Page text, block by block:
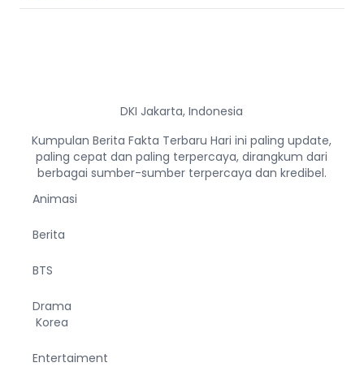
DKI Jakarta, Indonesia
Kumpulan Berita Fakta Terbaru Hari ini paling update,
paling cepat dan paling terpercaya, dirangkum dari
berbagai sumber-sumber terpercaya dan kredibel.
Animasi
Berita
BTS
Drama
Korea
Entertaiment